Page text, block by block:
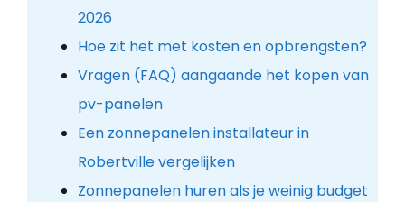
2026
Hoe zit het met kosten en opbrengsten?
Vragen (FAQ) aangaande het kopen van
pv-panelen
Een zonnepanelen installateur in
Robertville vergelijken
Zonnepanelen huren als je weinig budget